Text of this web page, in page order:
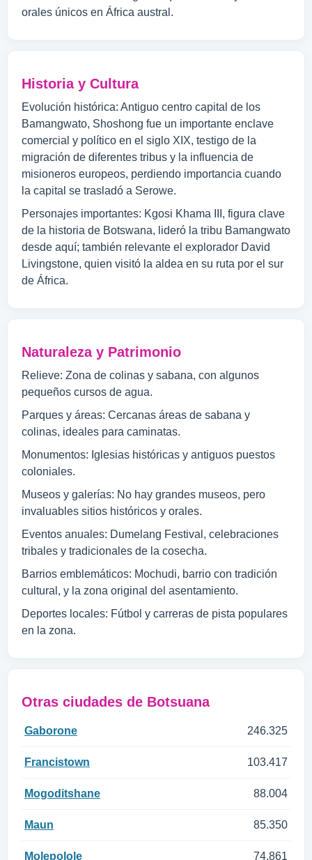
orales únicos en África austral.
Historia y Cultura
Evolución histórica: Antiguo centro capital de los
Bamangwato, Shoshong fue un importante enclave
comercial y político en el siglo XIX, testigo de la
migración de diferentes tribus y la influencia de
misioneros europeos, perdiendo importancia cuando
la capital se trasladó a Serowe.
Personajes importantes: Kgosi Khama III, figura clave
de la historia de Botswana, lideró la tribu Bamangwato
desde aquí; también relevante el explorador David
Livingstone, quien visitó la aldea en su ruta por el sur
de África.
Naturaleza y Patrimonio
Relieve: Zona de colinas y sabana, con algunos
pequeños cursos de agua.
Parques y áreas: Cercanas áreas de sabana y
colinas, ideales para caminatas.
Monumentos: Iglesias históricas y antiguos puestos
coloniales.
Museos y galerías: No hay grandes museos, pero
invaluables sitios históricos y orales.
Eventos anuales: Dumelang Festival, celebraciones
tribales y tradicionales de la cosecha.
Barrios emblemáticos: Mochudi, barrio con tradición
cultural, y la zona original del asentamiento.
Deportes locales: Fútbol y carreras de pista populares
en la zona.
Otras ciudades de Botsuana
Gaborone 246.325
Francistown 103.417
Mogoditshane 88.004
Maun 85.350
Molepolole 74.861